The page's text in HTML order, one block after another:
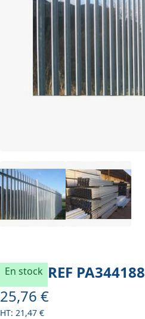
En stock REF PA344188
À partir de
25,76 €
21,47 €